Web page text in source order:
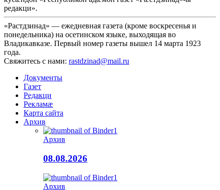
редакци».
«Растдзинад» — ежедневная газета (кроме воскресенья и
понедельника) на осетинском языке, выходящая во
Владикавказе. Первый номер газеты вышел 14 марта 1923
года.
Свяжитесь с нами: rastdzinad@mail.ru
Документы
Газет
Редакци
Рекламæ
Карта сайта
Архив
Архив
08.08.2026
Архив